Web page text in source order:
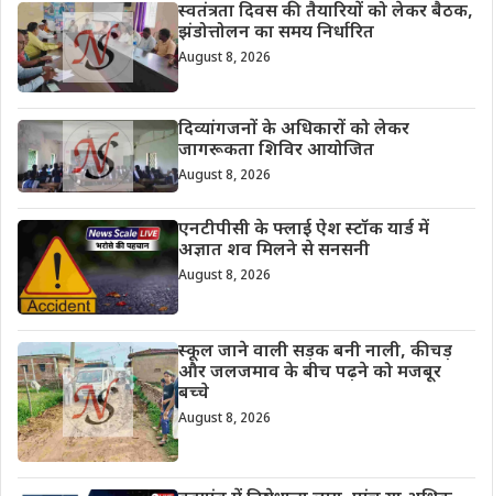
स्वतंत्रता दिवस की तैयारियों को लेकर बैठक,
झंडोत्तोलन का समय निर्धारित
August 8, 2026
दिव्यांगजनों के अधिकारों को लेकर
जागरूकता शिविर आयोजित
August 8, 2026
एनटीपीसी के फ्लाई ऐश स्टॉक यार्ड में
अज्ञात शव मिलने से सनसनी
August 8, 2026
स्कूल जाने वाली सड़क बनी नाली, कीचड़
और जलजमाव के बीच पढ़ने को मजबूर
बच्चे
August 8, 2026